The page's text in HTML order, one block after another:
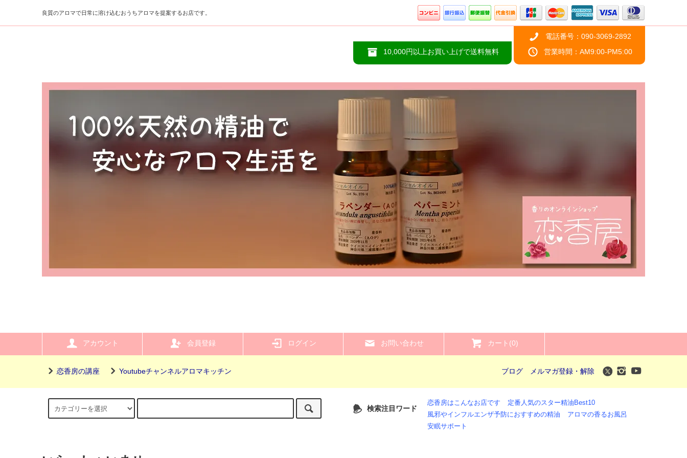
良質のアロマで日常に溶け込むおうちアロマを提案するお店です。
10,000円以上お買い上げで送料無料
電話番号：090-3069-2892
営業時間：AM9:00-PM5:00
アカウント 会員登録 ログイン お問い合わせ カート(0)
恋香房の講座 Youtubeチャンネルアロマキッチン ブログ メルマガ登録・解除
検索注目ワード
恋香房はこんなお店です
定番人気のスター精油Best10
風邪やインフルエンザ予防におすすめの精油
アロマの香るお風呂
安眠サポート